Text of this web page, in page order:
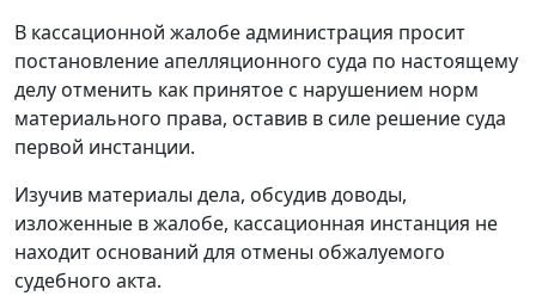
В кассационной жалобе администрация просит
постановление апелляционного суда по настоящему
делу отменить как принятое с нарушением норм
материального права, оставив в силе решение суда
первой инстанции.
Изучив материалы дела, обсудив доводы,
изложенные в жалобе, кассационная инстанция не
находит оснований для отмены обжалуемого
судебного акта.